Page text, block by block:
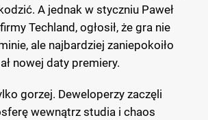
A jednak w styczniu Paweł
Techland, ogłosił, że gra nie
ale najbardziej zaniepokoiło
nowej daty premiery.
gorzej. Deweloperzy zaczęli
wewnątrz studia i chaos